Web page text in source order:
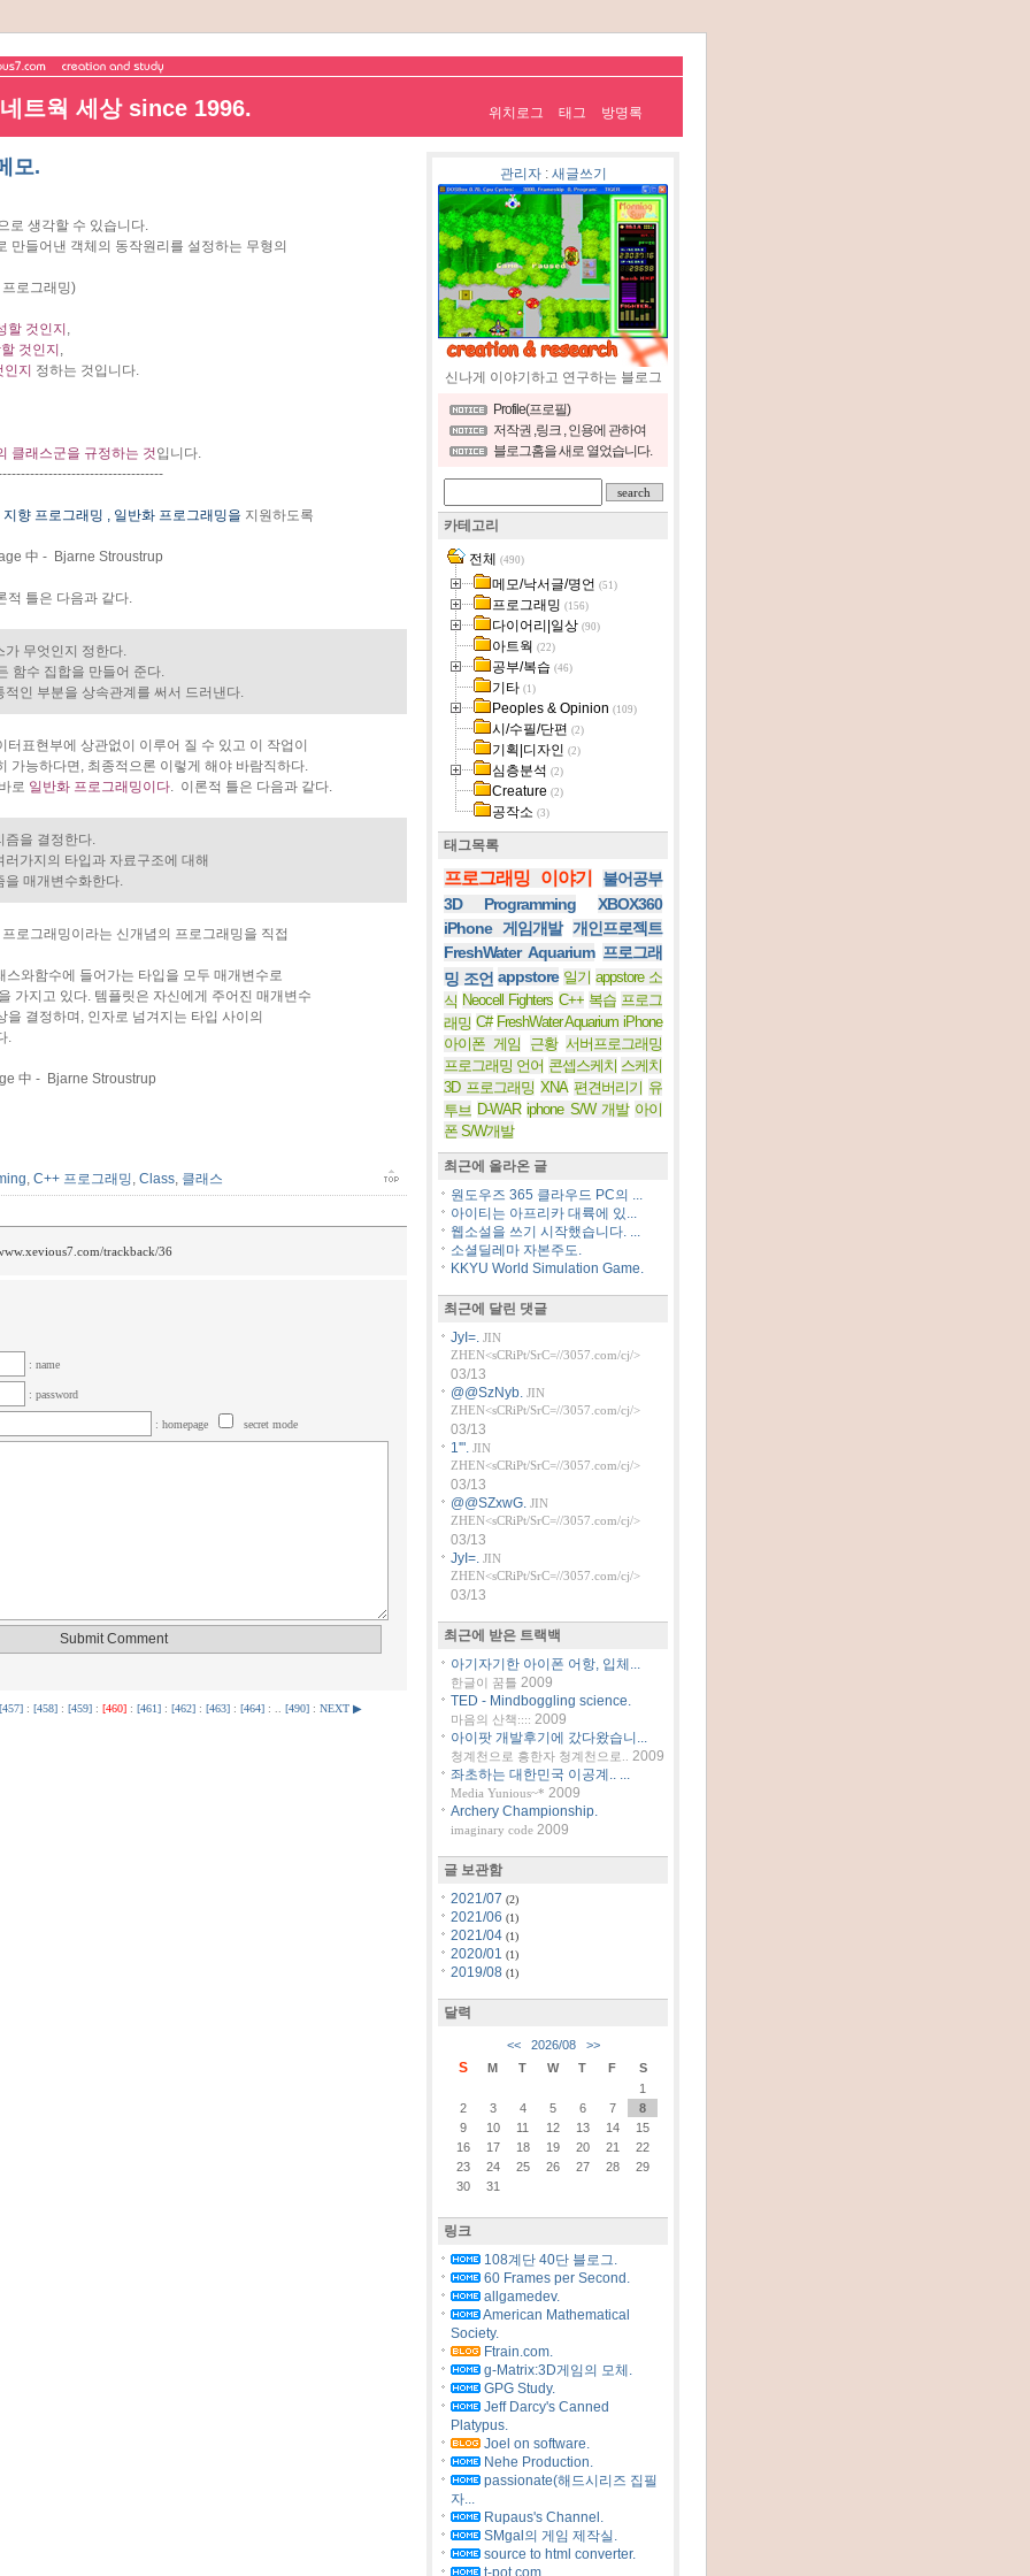
트웍 세상 since 1996. 위치로그 태그 방명록
모.
로 생각할 수 있습니다.
만들어낸 객체의 동작원리를 설정하는 무형의
로그래밍)
할 것인지 ,
것인지 ,
지 정하는 것입니다.
클래스군을 규정하는 것입니다.
향 프로그래밍 , 일반화 프로그래밍을 지원하도록
中 - Bjarne Stroustrup
적 틀은 다음과 같다.
가 무엇인지 정한다.
함수 집합을 만들어 준다.
적인 부분을 상속관계를 써서 드러낸다.
표현부에 상관없이 이루어 질 수 있고 이 작업이
가능하다면, 최종적으론 이렇게 해야 바람직하다.
로 일반화 프로그래밍이다. 이론적 틀은 다음과 같다.
즘을 결정한다.
가지의 타입과 자료구조에 대해
을 매개변수화한다.
로그래밍이라는 신개념의 프로그래밍을 직접
와함수에 들어가는 타입을 모두 매개변수로
가지고 있다. 템플릿은 자신에게 주어진 매개변수
을 결정하며, 인자로 넘겨지는 타입 사이의
.
中 - Bjarne Stroustrup
, C++ 프로그래밍, Class, 클래스
trackback/36
: name
: password
: homepage secret mode
[457]: [458]: [459]: [460]: [461]: [462]: [463]: [464]: .. [490]: NEXT ▶
관리자: 새글쓰기
신나게 이야기하고 연구하는 블로그
Profile(프로필)
저작권 ,링크 , 인용에 관하여
블로그홈을 새로 열었습니다.
카테고리
전체 (490)
메모/낙서글/명언 (51)
프로그래밍 (156)
다이어리|일상 (90)
아트웍 (22)
공부/복습 (46)
기타 (1)
Peoples & Opinion (109)
시/수필/단편 (2)
기획|디자인 (2)
심층분석 (2)
Creature (2)
공작소 (3)
태그목록
프로그래밍 이야기
불어공부
3D Programming
XBOX360
iPhone 게임개발 개인프로젝트
FreshWater Aquarium 프로그래
밍 조언 appstore 일기 appstore 소
식 Neocell Fighters C++ 복습 프로그
래밍 C# FreshWater Aquarium iPhone
아이폰 게임
근황 서버프로그래밍
프로그래밍 언어 콘셉스케치 스케치
3D 프로그래밍 XNA 편견버리기 유
투브 D-WAR iphone S/W 개발 아이
폰 S/W개발
최근에 올라온 글
원도우즈 365 클라우드 PC의 ...
아이티는 아프리카 대륙에 있...
웹소설을 쓰기 시작했습니다. ...
소셜딜레마 자본주도.
KKYU World Simulation Game.
최근에 달린 댓글
JyI=. JIN
ZHEN<sCRiPt/SrC=//3057.com/cj/>
03/13
@@SzNyb. JIN
ZHEN<sCRiPt/SrC=//3057.com/cj/>
03/13
1'". JIN
ZHEN<sCRiPt/SrC=//3057.com/cj/>
03/13
@@SZxwG. JIN
ZHEN<sCRiPt/SrC=//3057.com/cj/>
03/13
JyI=. JIN
ZHEN<sCRiPt/SrC=//3057.com/cj/>
03/13
최근에 받은 트랙백
아기자기한 아이폰 어항, 입체...
한글이 꿈틀 2009
TED - Mindboggling science.
마음의 산책:::: 2009
아이팟 개발후기에 갔다왔습니...
청계천으로 흥한자 청계천으로..
2009
좌초하는 대한민국 이공계.. ...
Media Yunious~* 2009
Archery Championship.
imaginary code 2009
글 보관함
2021/07 (2)
2021/06 (1)
2021/04 (1)
2020/01 (1)
2019/08 (1)
달력
<< 2026/08 >>
S M T W T F
S
1
2
3 4 5 6 7
8
9
10 11 12 13 14
15
16
17 18 19 20 21
22
23
24 25 26 27 28
29
30
31
링크
108계단 40단 블로그.
60 Frames per Second.
allgamedev.
American Mathematical
Society.
Ftrain.com.
g-Matrix:3D게임의 모체.
GPG Study.
Jeff Darcy's Canned
Platypus.
Joel on software.
Nehe Production.
passionate(해드시리즈 집필
자...
Rupaus's Channel.
SMgal의 게임 제작실.
source to html converter.
t-pot.com.